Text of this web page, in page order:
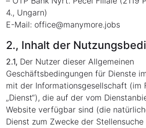
4., Ungarn)
E-Mail: office@manymore.jobs
2., Inhalt der
2.1, Der Nutzer dieser Allgemeinen
Geschäftsbedingungen für Dienste
mit der Informationsgesellschaft (im
„Dienst“), die auf der vom
Website verfügbar sind (die
Dienst zum Zwecke der